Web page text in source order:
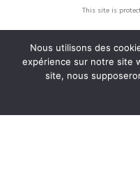
This site is
Nous utilisons des
expérience sur notre site
site, nous